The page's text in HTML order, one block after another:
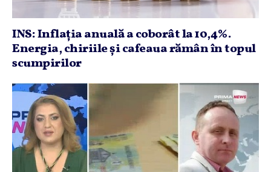
INS: Inflaţia anuală a coborât la 10,4%.
Energia, chiriile şi cafeaua rămân în topul
scumpirilor